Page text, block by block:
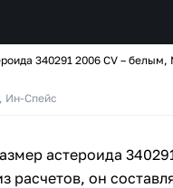
340291 2006 CV – белым,
Ин-Спейс
астероида
расчетов, он